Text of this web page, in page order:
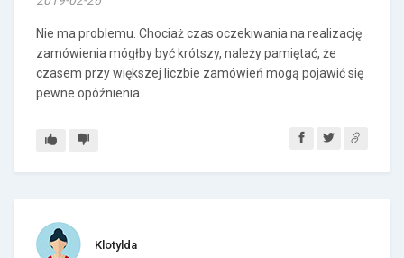
Nie ma problemu. Chociaż czas oczekiwania na realizację
zamówienia mógłby być krótszy, należy pamiętać, że
czasem przy większej liczbie zamówień mogą pojawić się
pewne opóźnienia.
Klotylda